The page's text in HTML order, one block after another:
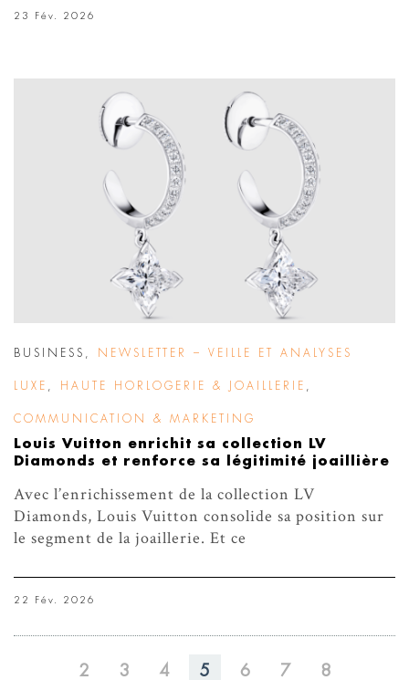
23 Fév. 2026
BUSINESS NEWSLETTER – VEILLE ET ANALYSES
LUXE HAUTE HORLOGERIE & JOAILLERIE
COMMUNICATION & MARKETING
Louis Vuitton enrichit sa collection LV
Diamonds et renforce sa légitimité joaillière
Avec l’enrichissement de la collection LV
Diamonds, Louis Vuitton consolide sa position sur
le segment de la joaillerie. Et ce
22 Fév. 2026
2 3 4 5 6 7 8